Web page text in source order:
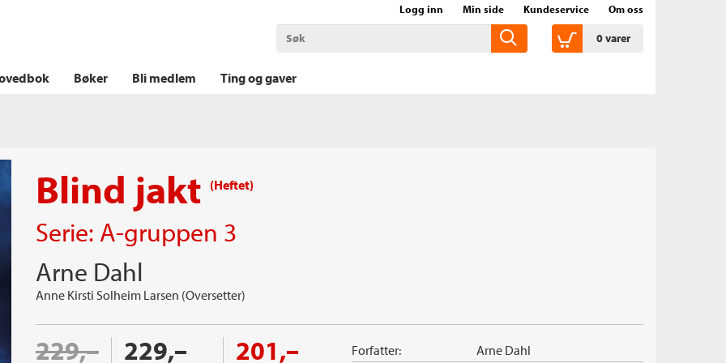
Logg inn Min side Kundeservice Om oss
0varer
Bøker Bli medlem Ting og gaver
Blind jakt (Heftet)
Serie: A-gruppen 3
Arne Dahl
Anne Kirsti Solheim Larsen (Oversetter)
229,– 229,– 201,– Forfatter: Arne Dahl